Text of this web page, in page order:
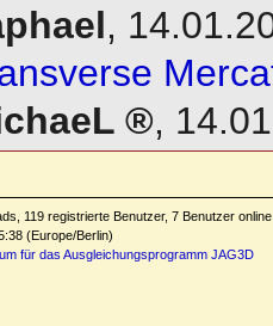
,
,
119 registrierte Benutzer, 7 Benutzer
(Europe/Berlin)
für das Ausgleichungsprogramm JAG3D